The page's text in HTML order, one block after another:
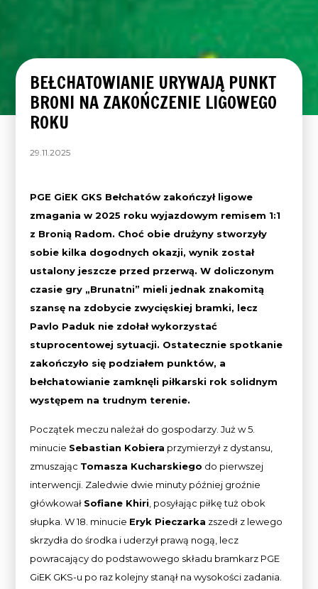
BEŁCHATOWIANIE URYWAJĄ PUNKT
BRONI NA ZAKOŃCZENIE LIGOWEGO
ROKU
29.11.2025
PGE GiEK GKS Bełchatów zakończył ligowe
zmagania w 2025 roku wyjazdowym remisem 1:1
z Bronią Radom. Choć obie drużyny stworzyły
sobie kilka dogodnych okazji, wynik został
ustalony jeszcze przed przerwą. W doliczonym
czasie gry „Brunatni” mieli jednak znakomitą
szansę na zdobycie zwycięskiej bramki, lecz
Pavlo Paduk nie zdołał wykorzystać
stuprocentowej sytuacji. Ostatecznie spotkanie
zakończyło się podziałem punktów, a
bełchatowianie zamknęli piłkarski rok solidnym
występem na trudnym terenie.
Początek meczu należał do gospodarzy. Już w 5.
minucie Sebastian Kobiera przymierzył z dystansu,
zmuszając Tomasza Kucharskiego do pierwszej
interwencji. Zaledwie dwie minuty później groźnie
główkował Sofiane Khiri , posyłając piłkę tuż obok
słupka. W 18. minucie Eryk Pieczarka zszedł z lewego
skrzydła do środka i uderzył prawą nogą, lecz
powracający do podstawowego składu bramkarz PGE
GiEK GKS-u po raz kolejny stanął na wysokości zadania.